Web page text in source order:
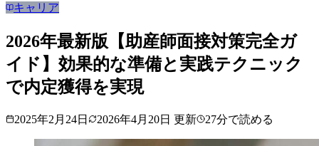
キャリア
2026年最新版【助産師面接対策完全ガ
イド】効果的な準備と実践テクニック
で内定獲得を実現
2025年2月24日 2026年4月20日 更新 27分で読める